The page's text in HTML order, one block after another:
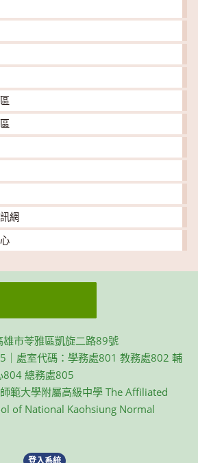
網
市苓雅區凱旋二路89號
｜處室代碼：學務處801 教務處802 輔
804 總務處805
範大學附屬高級中學 The Affiliated
of National Kaohsiung Normal
登入系統